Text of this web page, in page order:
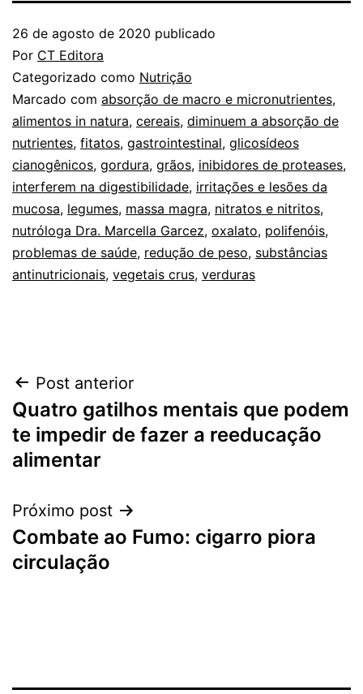
26 de agosto de 2020 publicado
Por CT Editora
Categorizado como Nutrição
Marcado com absorção de macro e micronutrientes,
alimentos in natura, cereais, diminuem a absorção de
nutrientes, fitatos, gastrointestinal, glicosídeos
cianogênicos, gordura, grãos, inibidores de proteases,
interferem na digestibilidade, irritações e lesões da
mucosa, legumes, massa magra, nitratos e nitritos,
nutróloga Dra. Marcella Garcez, oxalato, polifenóis,
problemas de saúde, redução de peso, substâncias
antinutricionais, vegetais crus, verduras
Navegação
de
Post
Post anterior
Quatro gatilhos mentais que podem
te impedir de fazer a reeducação
alimentar
Próximo post
Combate ao Fumo: cigarro piora
circulação